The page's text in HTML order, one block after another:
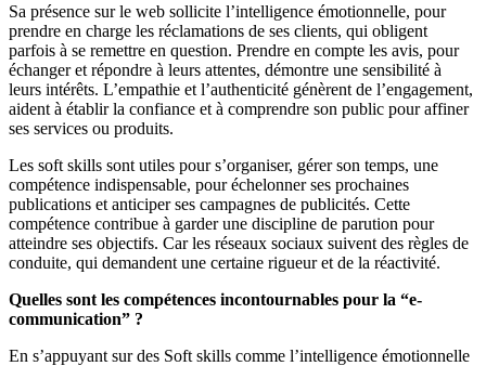
Sa présence sur le web sollicite l’intelligence émotionnelle, pour
prendre en charge les réclamations de ses clients, qui obligent
parfois à se remettre en question. Prendre en compte les avis, pour
échanger et répondre à leurs attentes, démontre une sensibilité à
leurs intérêts. L’empathie et l’authenticité génèrent de l’engagement,
aident à établir la confiance et à comprendre son public pour affiner
ses services ou produits.
Les soft skills sont utiles pour s’organiser, gérer son temps, une
compétence indispensable, pour échelonner ses prochaines
publications et anticiper ses campagnes de publicités. Cette
compétence contribue à garder une discipline de parution pour
atteindre ses objectifs. Car les réseaux sociaux suivent des règles de
conduite, qui demandent une certaine rigueur et de la réactivité.
Quelles sont les compétences incontournables pour la “e-
communication” ?
En s’appuyant sur des Soft skills comme l’intelligence émotionnelle